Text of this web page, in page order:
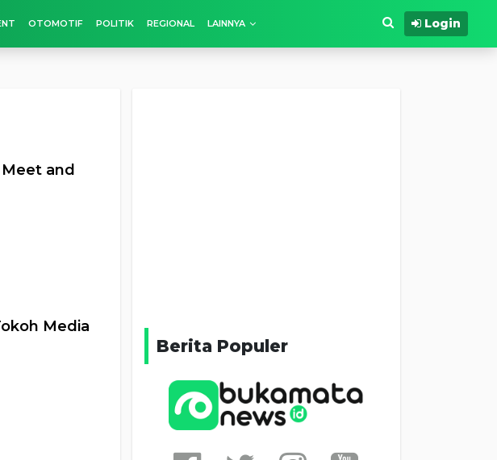
OTOMOTIF POLITIK REGIONAL LAINNYA Login
and
Media
Berita Populer